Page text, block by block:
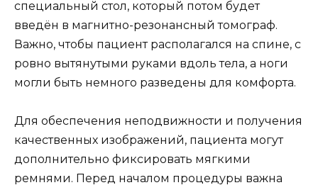
специальный стол, который потом будет
введён в магнитно-резонансный томограф.
Важно, чтобы пациент располагался на спине, с
ровно вытянутыми руками вдоль тела, а ноги
могли быть немного разведены для комфорта.
Для обеспечения неподвижности и получения
качественных изображений, пациента могут
дополнительно фиксировать мягкими
ремнями. Перед началом процедуры важна